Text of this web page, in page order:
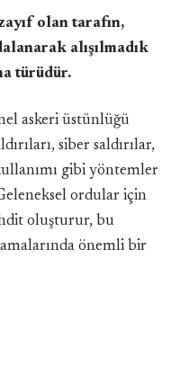
olan tarafın,
alışılmadık
türüdür.
askeri üstünlüğü
siber saldırılar,
gibi yöntemler
ordular için
oluşturur, bu
önemli bir